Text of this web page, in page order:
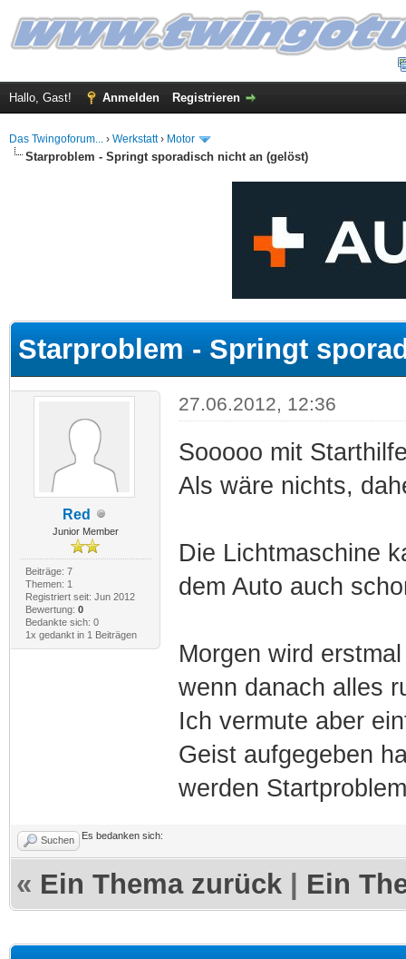
Hallo, Gast! Anmelden Registrieren
Das Twingoforum... › Werkstatt› Motor
Starproblem - Springt sporadisch nicht an (gelöst)
Starproblem - Springt
Red
Junior Member
Beiträge: 7
Themen: 1
Registriert seit: Jun 2012
Bewertung: 0
Bedankte sich: 0
1x gedankt in 1 Beiträgen
27.06.2012, 12:36
Sooooo mit
Als wäre nichts,
Die Lichtmaschine
dem Auto auch
Morgen wird
wenn danach alles
Ich vermute aber
Geist aufgegeben
werden
Suchen Es bedanken sich:
« Ein Thema zurück Ein